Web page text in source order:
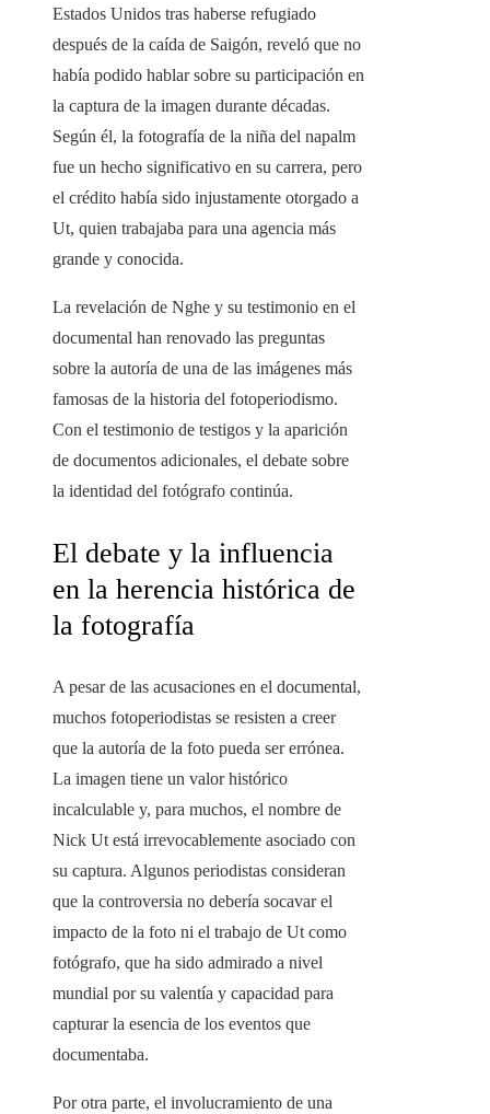
Estados Unidos tras haberse refugiado
después de la caída de Saigón, reveló que no
había podido hablar sobre su participación en
la captura de la imagen durante décadas.
Según él, la fotografía de la niña del napalm
fue un hecho significativo en su carrera, pero
el crédito había sido injustamente otorgado a
Ut, quien trabajaba para una agencia más
grande y conocida.
La revelación de Nghe y su testimonio en el
documental han renovado las preguntas
sobre la autoría de una de las imágenes más
famosas de la historia del fotoperiodismo.
Con el testimonio de testigos y la aparición
de documentos adicionales, el debate sobre
la identidad del fotógrafo continúa.
El debate y la influencia
en la herencia histórica de
la fotografía
A pesar de las acusaciones en el documental,
muchos fotoperiodistas se resisten a creer
que la autoría de la foto pueda ser errónea.
La imagen tiene un valor histórico
incalculable y, para muchos, el nombre de
Nick Ut está irrevocablemente asociado con
su captura. Algunos periodistas consideran
que la controversia no debería socavar el
impacto de la foto ni el trabajo de Ut como
fotógrafo, que ha sido admirado a nivel
mundial por su valentía y capacidad para
capturar la esencia de los eventos que
documentaba.
Por otra parte, el involucramiento de una